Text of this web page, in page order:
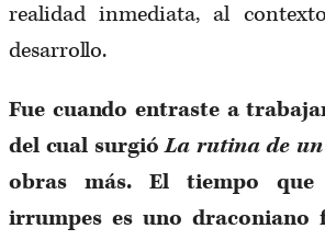
realidad inmediata, al
desarrollo.
Fue cuando entraste a
del cual surgióLa rutina de
obras más. El tiempo
irrumpes es uno